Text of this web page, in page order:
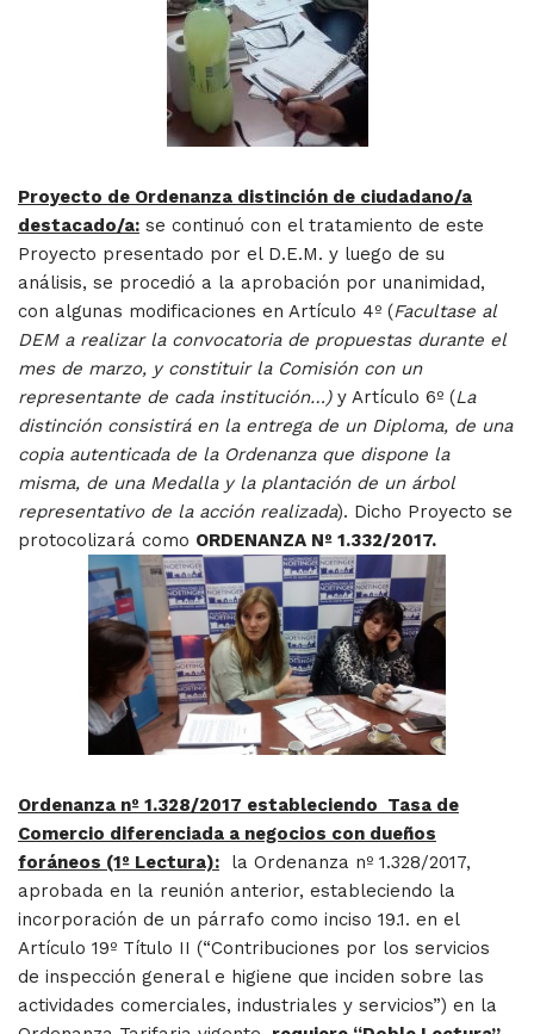
Proyecto de Ordenanza distinción de ciudadano/a
destacado/a: se continuó con el tratamiento de este
Proyecto presentado por el D.E.M. y luego de su
análisis, se procedió a la aprobación por unanimidad,
con algunas modificaciones en Artículo 4º (Facultase al
DEM a realizar la convocatoria de propuestas durante el
mes de marzo, y constituir la Comisión con un
representante de cada institución…)y Artículo 6º (La
distinción consistirá en la entrega de un Diploma, de una
copia autenticada de la Ordenanza que dispone la
misma, de una Medalla y la plantación de un árbol
representativo de la acción realizada). Dicho Proyecto se
protocolizará como ORDENANZA Nº 1.332/2017.
Ordenanza nº 1.328/2017 estableciendo Tasa de
Comercio diferenciada a negocios con dueños
foráneos (1º Lectura): la Ordenanza nº 1.328/2017,
aprobada en la reunión anterior, estableciendo la
incorporación de un párrafo como inciso 19.1. en el
Artículo 19º Título II (“Contribuciones por los servicios
de inspección general e higiene que inciden sobre las
actividades comerciales, industriales y servicios”) en la